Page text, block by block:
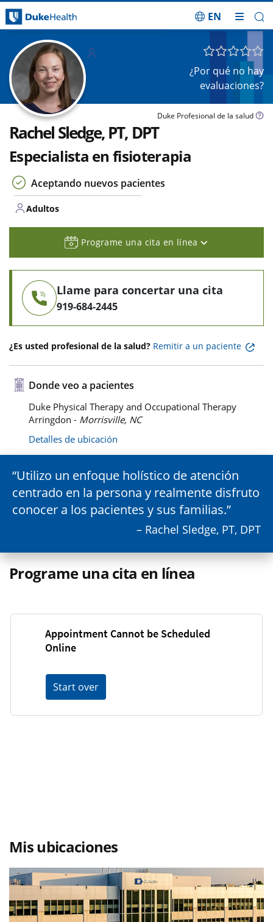
EN
¿Por qué no hay
evaluaciones?
Duke Profesional de la salud
Rachel Sledge, PT, DPT
Especialista en fisioterapia
Aceptando nuevos pacientes
Adultos
Programe una cita en línea
Llame para concertar una cita
919-684-2445
¿Es usted profesional de la salud? Remitir a un paciente
Donde veo a pacientes
Duke Physical Therapy and Occupational Therapy
Arringdon - Morrisville, NC
Detalles de ubicación
Utilizo un enfoque holístico de atención
centrado en la persona y realmente disfruto
conocer a los pacientes y sus familias.
– Rachel Sledge, PT, DPT
Programe una cita en línea
Mis ubicaciones